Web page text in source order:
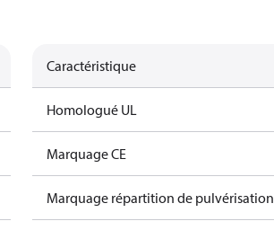
Caractéristique
Homologué UL
Marquage CE
Marquage répartition de pulvérisation